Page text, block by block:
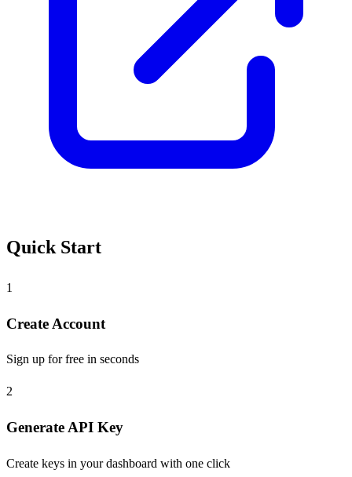
Quick Start
1
Create Account
Sign up for free in seconds
2
Generate API Key
Create keys in your dashboard with one click